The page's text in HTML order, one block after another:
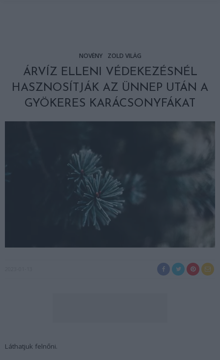
NÖVÉNY ZÖLD VILÁG
ÁRVÍZ ELLENI VÉDEKEZÉSNÉL
HASZNOSÍTJÁK AZ ÜNNEP UTÁN A
GYÖKERES KARÁCSONYFÁKAT
Láthatjuk felnőni.